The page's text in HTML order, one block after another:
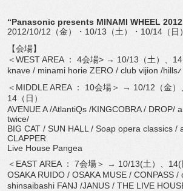
“Panasonic presents MINAMI WHEEL
2012/10/12（金）・10/13（土）・10/14（日）
【会場】
＜WEST AREA ： 4会場> → 10/13（土）、14
knave / minami horie ZERO / club vijion /hills
＜MIDDLE AREA ： 10会場＞ → 10/12（金）
14（日）
AVENUE A /AtlantiQs /KINGCOBRA / DROP/
twice/
BIG CAT / SUN HALL / Soap opera classics /
CLAPPER
Live House Pangea
＜EAST AREA ： 7会場＞ → 10/13(土）、14(
OSAKA RUIDO / OSAKA MUSE / CONPASS
shinsaibashi FANJ /JANUS / THE LIVE